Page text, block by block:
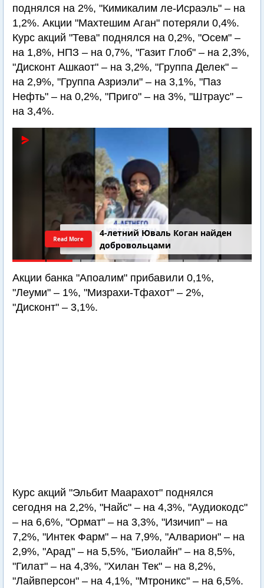
поднялся на 2%, "Кимикалим ле-Исраэль" – на
1,2%. Акции "Махтешим Аган" потеряли 0,4%.
Курс акций "Тева" поднялся на 0,2%, "Осем" –
на 1,8%, НПЗ – на 0,7%, "Газит Глоб" – на 2,3%,
"Дисконт Ашкаот" – на 3,2%, "Группа Делек" –
на 2,9%, "Группа Азриэли" – на 3,1%, "Паз
Нефть" – на 0,2%, "Приго" – на 3%, "Штраус" –
на 3,4%.
4-летний Юваль Коган найден
добровольцами
Read More
Акции банка "Апоалим" прибавили 0,1%,
"Леуми" – 1%, "Мизрахи-Тфахот" – 2%,
"Дисконт" – 3,1%.
Курс акций "Эльбит Маарахот" поднялся
сегодня на 2,2%, "Найс" – на 4,3%, "Аудиокодс"
– на 6,6%, "Ормат" – на 3,3%, "Изичип" – на
7,2%, "Интек Фарм" – на 7,9%, "Алварион" – на
2,9%, "Арад" – на 5,5%, "Биолайн" – на 8,5%,
"Гилат" – на 4,3%, "Хилан Тек" – на 8,2%,
"Лайвперсон" – на 4,1%, "Мтроникс" – на 6,5%.